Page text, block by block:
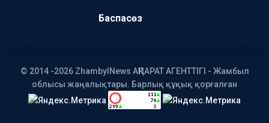
Баспасөз
© 2014 -2026 ZhambylNews АҚПАРАТ АГЕНТТІГІ - Жамбыл
облысы жаңалықтары. Барлық құқық қорғалған